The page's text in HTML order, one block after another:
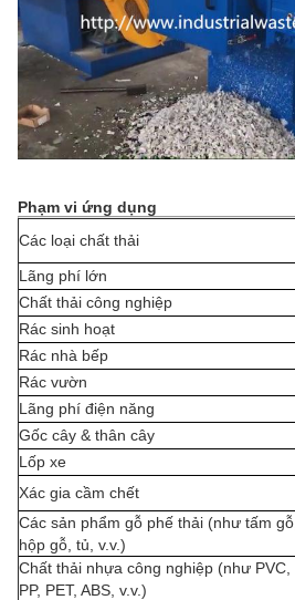
Phạm vi ứng dụng
Các loại chất thải
Lãng phí lớn
Chất thải công nghiệp
Rác sinh hoạt
Rác nhà bếp
Rác vườn
Lãng phí điện năng
Gốc cây & thân cây
Lốp xe
Xác gia cầm chết
Các sản phẩm gỗ phế thải (như tấm gỗ,
hộp gỗ, tủ, v.v.)
Chất thải nhựa công nghiệp (như PVC,
PP, PET, ABS, v.v.)